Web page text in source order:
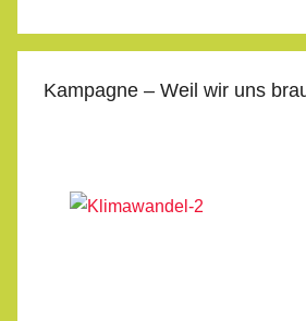
Kampagne – Weil wir uns